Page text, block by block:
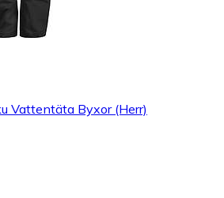
Vattentäta Byxor (Herr)